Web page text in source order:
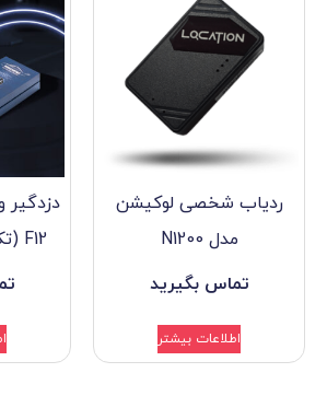
لوکیشن
دزدگیر و ردیاب سیمکارتل
F12 (تک کیت 60 ولت)